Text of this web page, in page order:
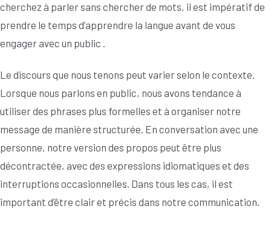
cherchez à parler sans chercher de mots, il est impératif de
prendre le temps d’apprendre la langue avant de vous
engager avec un public .
Le discours que nous tenons peut varier selon le contexte.
Lorsque nous parlons en public, nous avons tendance à
utiliser des phrases plus formelles et à organiser notre
message de manière structurée. En conversation avec une
personne, notre version des propos peut être plus
décontractée, avec des expressions idiomatiques et des
interruptions occasionnelles. Dans tous les cas, il est
important d’être clair et précis dans notre communication.